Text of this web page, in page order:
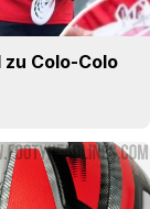
Colo-Colo